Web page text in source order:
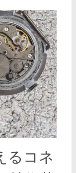
るコネ